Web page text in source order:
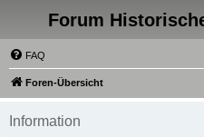
Forum
FAQ
Foren-Übersicht
Information